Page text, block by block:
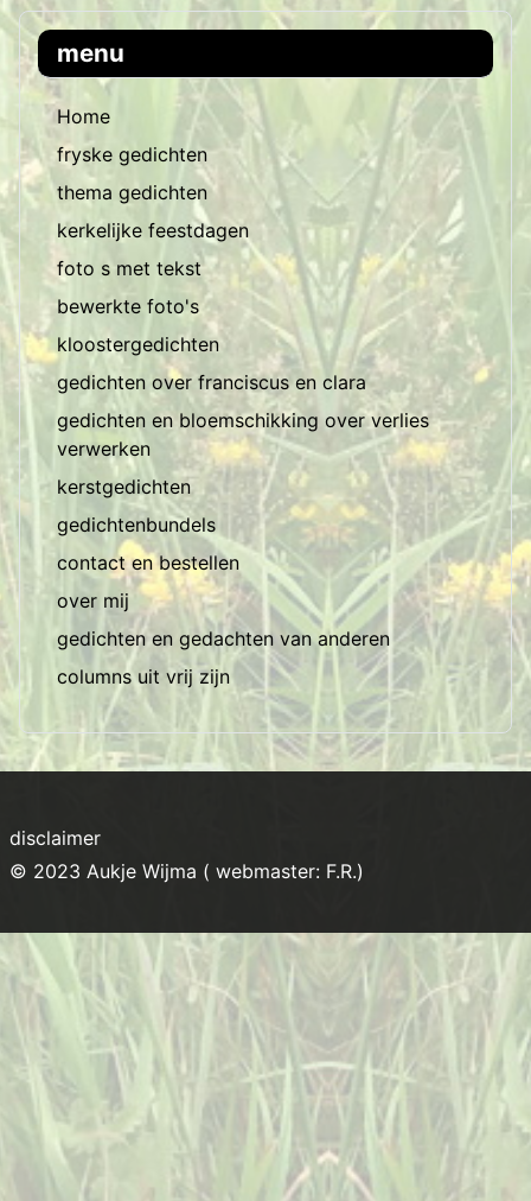
menu
Home
fryske gedichten
thema gedichten
kerkelijke feestdagen
foto s met tekst
bewerkte foto's
kloostergedichten
gedichten over franciscus en clara
gedichten en bloemschikking over verlies
verwerken
kerstgedichten
gedichtenbundels
contact en bestellen
over mij
gedichten en gedachten van anderen
columns uit vrij zijn
disclaimer
© 2023 Aukje Wijma ( webmaster: F.R.)